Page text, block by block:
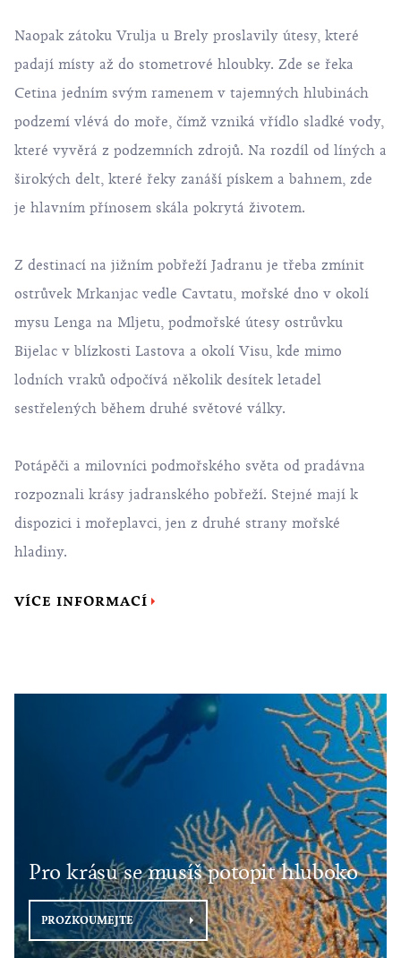
Naopak zátoku Vrulja u Brely proslavily útesy, které
padají místy až do stometrové hloubky. Zde se řeka
Cetina jedním svým ramenem v tajemných hlubinách
podzemí vlévá do moře, čímž vzniká vřídlo sladké vody,
které vyvěrá z podzemních zdrojů. Na rozdíl od líných a
širokých delt, které řeky zanáší pískem a bahnem, zde
je hlavním přínosem skála pokrytá životem.
Z destinací na jižním pobřeží Jadranu je třeba zmínit
ostrůvek Mrkanjac vedle Cavtatu, mořské dno v okolí
mysu Lenga na Mljetu, podmořské útesy ostrůvku
Bijelac v blízkosti Lastova a okolí Visu, kde mimo
lodních vraků odpočívá několik desítek letadel
sestřelených během druhé světové války.
Potápěči a milovníci podmořského světa od pradávna
rozpoznali krásy jadranského pobřeží. Stejné mají k
dispozici i mořeplavci, jen z druhé strany mořské
hladiny.
VÍCE INFORMACÍ
Pro krásu se musíš potopit hluboko
PROZKOUMEJTE